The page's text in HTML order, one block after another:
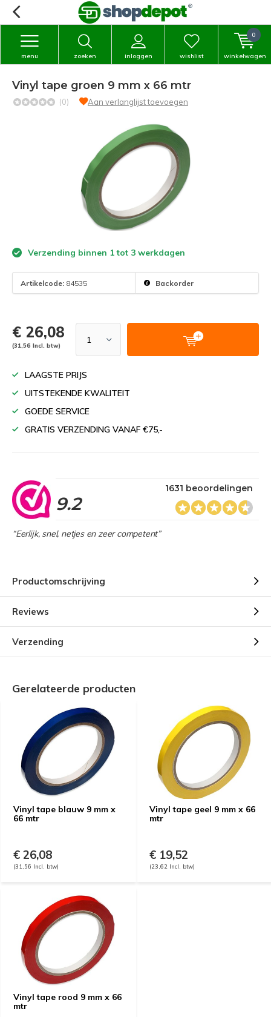
zoeken inloggen
menu wishlist winkelwagen
0
Vinyl tape groen 9 mm x 66 mtr
(0) Aan verlanglijst toevoegen
Verzending binnen 1 tot 3 werkdagen
Artikelcode: 84535 Backorder
€ 26,08
(31,56 Incl. btw)
LAAGSTE PRIJS
UITSTEKENDE KWALITEIT
GOEDE SERVICE
GRATIS VERZENDING VANAF €75,-
9.2
1631 beoordelingen
“Eerlijk, snel, netjes en zeer competent”
Productomschrijving
Reviews
Verzending
Gerelateerde producten
Vinyl tape blauw 9 mm x
66 mtr
€ 26,08
(31,56 Incl. btw)
Vinyl tape geel 9 mm x 66
mtr
€ 19,52
(23,62 Incl. btw)
Vinyl tape rood 9 mm x 66
mtr